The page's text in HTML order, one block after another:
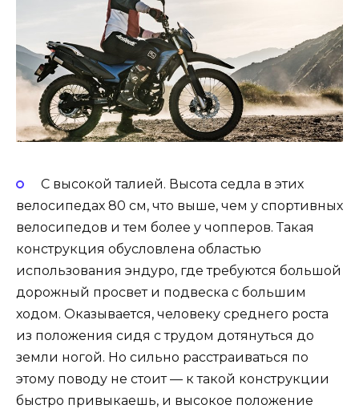
С высокой талией. Высота седла в этих
велосипедах 80 см, что выше, чем у спортивных
велосипедов и тем более у чопперов. Такая
конструкция обусловлена ​​областью
использования эндуро, где требуются большой
дорожный просвет и подвеска с большим
ходом. Оказывается, человеку среднего роста
из положения сидя с трудом дотянуться до
земли ногой. Но сильно расстраиваться по
этому поводу не стоит — к такой конструкции
быстро привыкаешь, и высокое положение